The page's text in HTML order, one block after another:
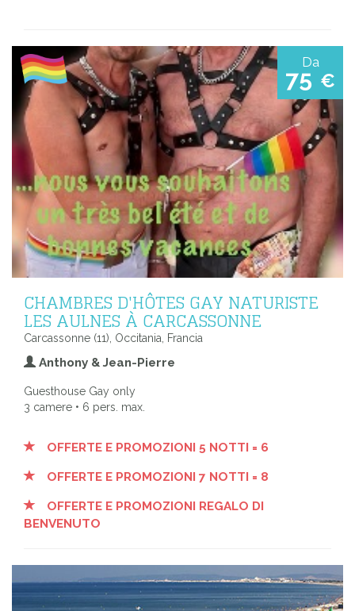
Da
75 €
CHAMBRES D'HÔTES GAY NATURISTE
LES AULNES À CARCASSONNE
Carcassonne (11), Occitania, Francia
Anthony & Jean-Pierre
Guesthouse Gay only
3 camere • 6 pers. max.
OFFERTE E PROMOZIONI 5 NOTTI = 6
OFFERTE E PROMOZIONI 7 NOTTI = 8
OFFERTE E PROMOZIONI REGALO DI
BENVENUTO